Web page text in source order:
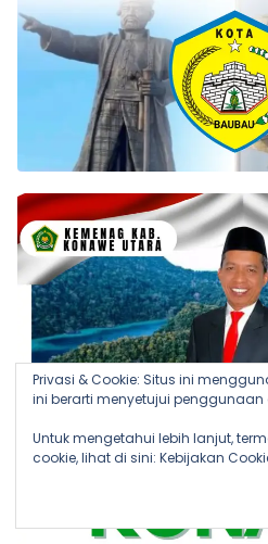
Privasi & Cookie: Situs ini
ini berarti menyetujui penggunaan
Untuk mengetahui lebih lanjut,
cookie, lihat di sini: Kebijakan